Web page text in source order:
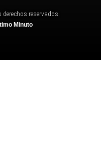
reservados.
Minuto